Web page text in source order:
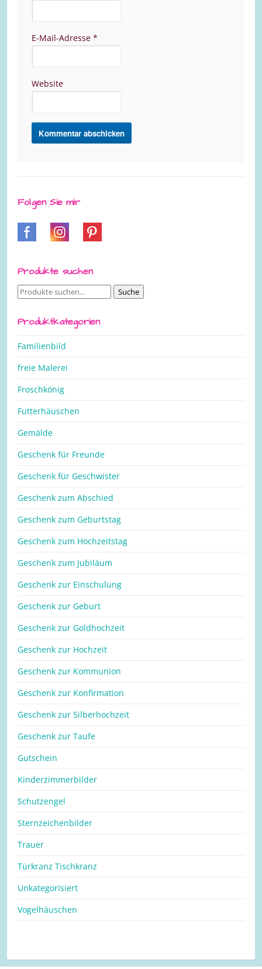
E-Mail-Adresse *
Website
Folgen Sie mir
Produkte suchen
Suche
Suche
Produktkategorien
Familienbild
freie Malerei
Froschkönig
Futterhäuschen
Gemälde
Geschenk für Freunde
Geschenk für Geschwister
Geschenk zum Abschied
Geschenk zum Geburtstag
Geschenk zum Hochzeitstag
Geschenk zum Jubiläum
Geschenk zur Einschulung
Geschenk zur Geburt
Geschenk zur Goldhochzeit
Geschenk zur Hochzeit
Geschenk zur Kommunion
Geschenk zur Konfirmation
Geschenk zur Silberhochzeit
Geschenk zur Taufe
Gutschein
Kinderzimmerbilder
Schutzengel
Sternzeichenbilder
Trauer
Türkranz Tischkranz
Unkategorisiert
Vogelhäuschen